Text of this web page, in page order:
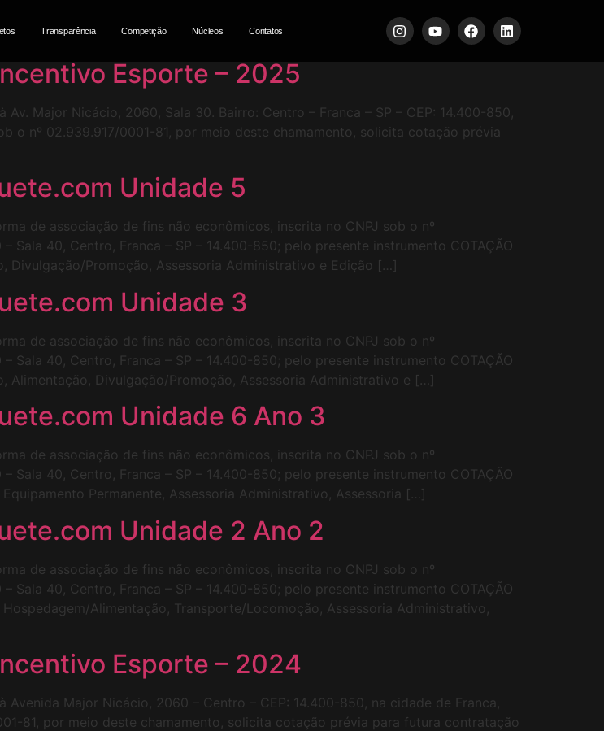
Transparência Competição Núcleos Contatos
Esporte – 2025
Major Nicácio, 2060, Sala 30. Bairro: Centro – Franca – SP – CEP: 14.400-850,
o nº 02.939.917/0001-81, por meio deste chamamento, solicita cotação prévia
Unidade 5
de associação de fins não econômicos, inscrita no CNPJ sob o nº
Sala 40, Centro, Franca – SP – 14.400-850; pelo presente instrumento COTAÇÃO
Divulgação/Promoção, Assessoria Administrativo e Edição […]
Unidade 3
de associação de fins não econômicos, inscrita no CNPJ sob o nº
Sala 40, Centro, Franca – SP – 14.400-850; pelo presente instrumento COTAÇÃO
Alimentação, Divulgação/Promoção, Assessoria Administrativo e […]
Unidade 6 Ano 3
de associação de fins não econômicos, inscrita no CNPJ sob o nº
Sala 40, Centro, Franca – SP – 14.400-850; pelo presente instrumento COTAÇÃO
Permanente, Assessoria Administrativo, Assessoria […]
Unidade 2 Ano 2
de associação de fins não econômicos, inscrita no CNPJ sob o nº
Sala 40, Centro, Franca – SP – 14.400-850; pelo presente instrumento COTAÇÃO
Alimentação, Transporte/Locomoção, Assessoria Administrativo,
Esporte – 2024
Major Nicácio, 2060 – Centro – CEP: 14.400-850, na cidade de Franca,
81, por meio deste chamamento, solicita cotação prévia para futura contratação